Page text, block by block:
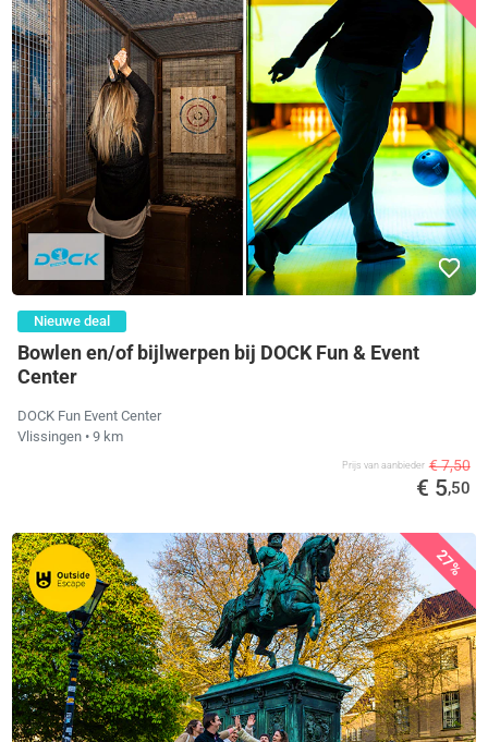
Nieuwe deal
Bowlen en/of bijlwerpen bij DOCK Fun & Event
Center
DOCK Fun Event Center
Vlissingen • 9 km
Prijs van aanbieder € 7,50
€ 5,50
27%